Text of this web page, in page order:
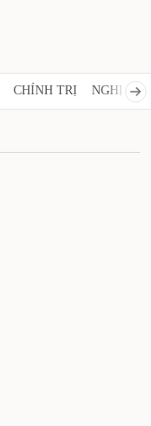
CHÍNH TRỊ NGHỊ